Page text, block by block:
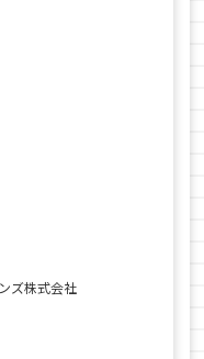
ズ株式会社